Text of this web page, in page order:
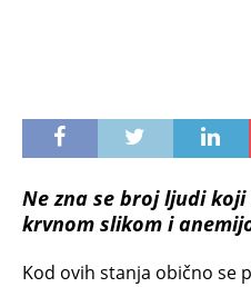
Ne zna se broj ljudi
krvnom slikom i
Kod ovih stanja obično se